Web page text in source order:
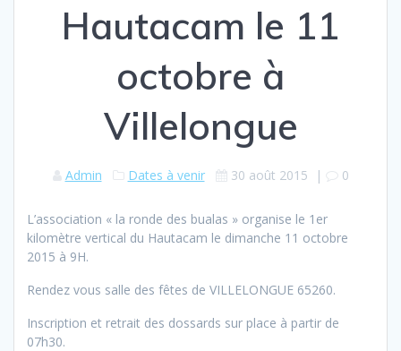
Hautacam le 11
octobre à
Villelongue
Admin Dates à venir 30 août 2015 | 0
L’association « la ronde des bualas » organise le 1er
kilomètre vertical du Hautacam le dimanche 11 octobre
2015 à 9H.
Rendez vous salle des fêtes de VILLELONGUE 65260.
Inscription et retrait des dossards sur place à partir de
07h30.